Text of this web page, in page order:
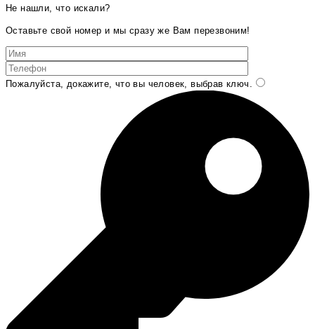
Не нашли, что искали?
Оставьте свой номер и мы сразу же Вам перезвоним!
Пожалуйста, докажите, что вы человек, выбрав ключ .